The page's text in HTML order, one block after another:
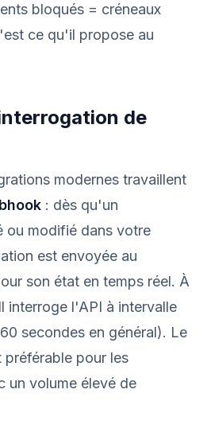
bloqués = créneaux
ce qu'il propose au
de
modernes travaillent
: dès qu'un
ou modifié dans votre
est envoyée au
son état en temps réel. À
interroge l'API à intervalle
secondes en général). Le
pour les
un volume élevé de